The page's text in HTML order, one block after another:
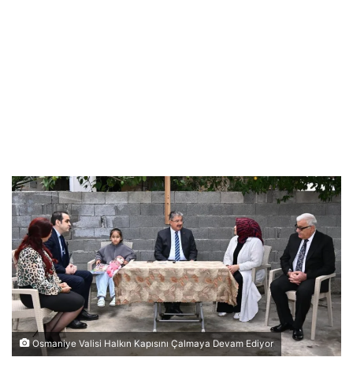
Osmaniye Valisi Halkın Kapısını Çalmaya Devam Ediyor